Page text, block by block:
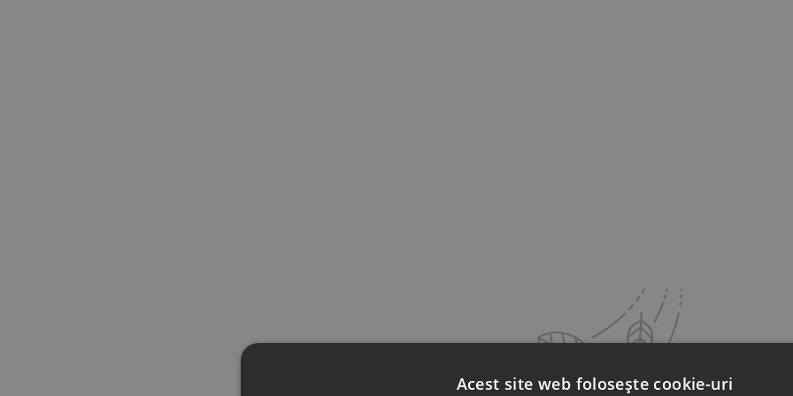
Acest site web folosește cookie-uri